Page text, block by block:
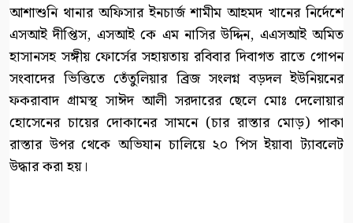
আশাশুনি থানার অফিসার ইনচার্জ শামীম আহমদ খানের নির্দেশে
এসআই দীপ্তিস, এসআই কে এম নাসির উদ্দিন, এএসআই অমিত
হাসানসহ সঙ্গীয় ফোর্সের সহায়তায় রবিবার দিবাগত রাতে গোপন
সংবাদের ভিত্তিতে তেঁতুলিয়ার ব্রিজ সংলগ্ন বড়দল ইউনিয়নের
ফকরাবাদ গ্রামস্থ সাঈদ আলী সরদারের ছেলে মোঃ দেলোয়ার
হোসেনের চায়ের দোকানের সামনে (চার রাস্তার মোড়) পাকা
রাস্তার উপর থেকে অভিযান চালিয়ে ২০ পিস ইয়াবা ট্যাবলেট
উদ্ধার করা হয়।